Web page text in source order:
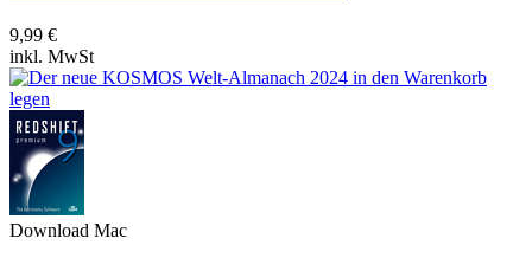
9,99 €
inkl. MwSt
Download Mac